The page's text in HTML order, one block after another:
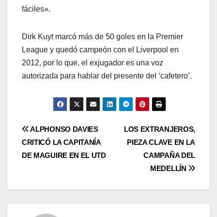
fáciles».
Dirk Kuyt marcó más de 50 goles en la Premier
League y quedó campeón con el Liverpool en
2012, por lo que, el exjugador es una voz
autorizada para hablar del presente del ‘cafetero’.
LOS EXTRANJEROS,
PIEZA CLAVE EN LA
CAMPAÑA DEL
MEDELLÍN
ALPHONSO DAVIES
CRITICÓ LA CAPITANÍA
DE MAGUIRE EN EL UTD